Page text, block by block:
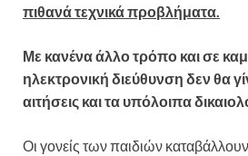
πιθανά τεχνικά προβλήματα.
Με κανένα άλλο τρόπο και σε
ηλεκτρονική διεύθυνση δεν θα
αιτήσεις και τα υπόλοιπα
Οι γονείς των παιδιών